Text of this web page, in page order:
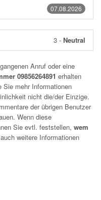
07.08.2026
3 - Neutral
Anruf oder eine
09856264891 erhalten
Sie mehr Informationen
nicht die/der Einzige.
der übrigen Benutzer
Wenn diese
Sie evtl. feststellen, wem
weitere Informationen